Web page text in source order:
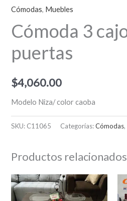
Cómodas, Muebles
Cómoda 3
puertas
$4,060.00
Modelo Niza/ color caoba
SKU: C11065 Categorías:Cómodas,
Productos relacionados